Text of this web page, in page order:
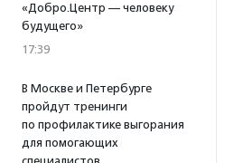
«Добро.Центр — человеку
будущего»
17:39
В Москве и Петербурге
пройдут тренинги
по профилактике выгорания
для помогающих